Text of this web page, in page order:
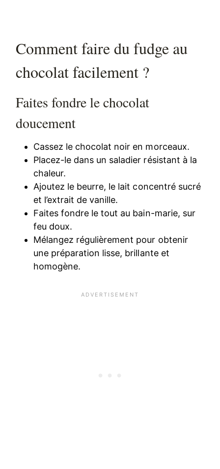
Comment faire du fudge au
chocolat facilement ?
Faites fondre le chocolat
doucement
Cassez le chocolat noir en morceaux.
Placez-le dans un saladier résistant à la
chaleur.
Ajoutez le beurre, le lait concentré sucré
et l’extrait de vanille.
Faites fondre le tout au bain-marie, sur
feu doux.
Mélangez régulièrement pour obtenir
une préparation lisse, brillante et
homogène.